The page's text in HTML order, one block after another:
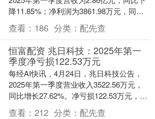
降11.85%；净利润为3861.98万元，同比
下降26.67%。....
查看： 186 分类： 配先查
恒富配资 兆日科技：2025年第一
季度净亏损122.53万元
每经AI快讯，4月24日，兆日科技公告，
2025年第一季度营业收入3522.56万元，
同比增长27.62%。净亏损122.53万元，去
年同期净亏损481.09万....
查看： 212 分类： 配先查